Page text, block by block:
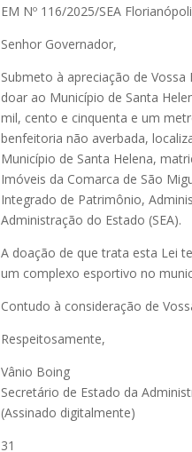
EM Nº 116/2025/SEA
Senhor Governador,
Submeto à apreciação de
doar ao Município de Santa
mil, cento e cinquenta e um
benfeitoria não averbada,
Município de Santa Helena,
Imóveis da Comarca de São
Integrado de Patrimônio,
Administração do Estado (SEA).
A doação de que trata esta Lei
um complexo esportivo no
Contudo à consideração de
Respeitosamente,
Vânio Boing
Secretário de Estado da
(Assinado digitalmente)
31